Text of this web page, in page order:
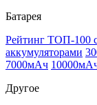
Батарея
Рейтинг ТОП-100
аккумуляторами
7000мАч
Другое